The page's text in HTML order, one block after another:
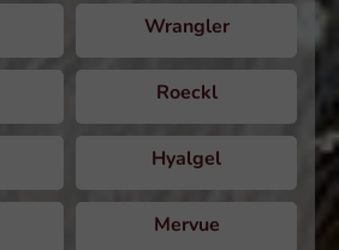
Wrangler
Roeckl
Hyalgel
Mervue